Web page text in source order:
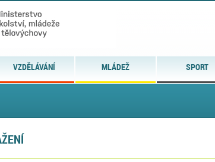
VZDĚLÁVÁNÍ MLÁDEŽ SPORT